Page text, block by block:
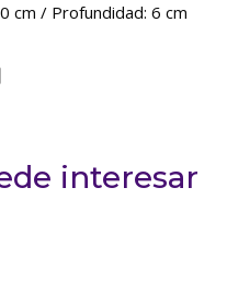
cm / Profundidad: 6 cm
interesar